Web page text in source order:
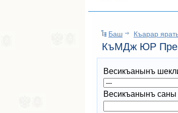
КъМДж ЮР
Депутатлар корпусы
КъМДж ЮР даимий
КъМДж ЮР
Баш Къарар
КъМДж ЮР
Весикъанынъ
Весикъанынъ саны